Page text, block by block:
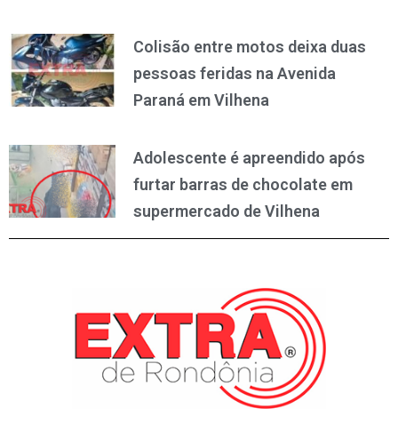
Colisão entre motos deixa duas
pessoas feridas na Avenida
Paraná em Vilhena
Adolescente é apreendido após
furtar barras de chocolate em
supermercado de Vilhena